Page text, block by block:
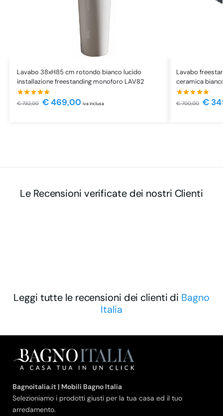
Lavabo 38xH85 cm rotondo bianco lucido
installazione freestanding monoforo LAV82
€732,00 €469,00 iva inclusa
Lavabo
ceramica
€700,00 €
Le Recensioni verificate dei nostri Clienti
Leggi tutte le recensioni dei clienti di Bagno
Italia
Bagnoitalia.it | Mobili Bagno Italia
Selezioniamo i prodotti giusti per la tua casa ed il tuo
arredamento.